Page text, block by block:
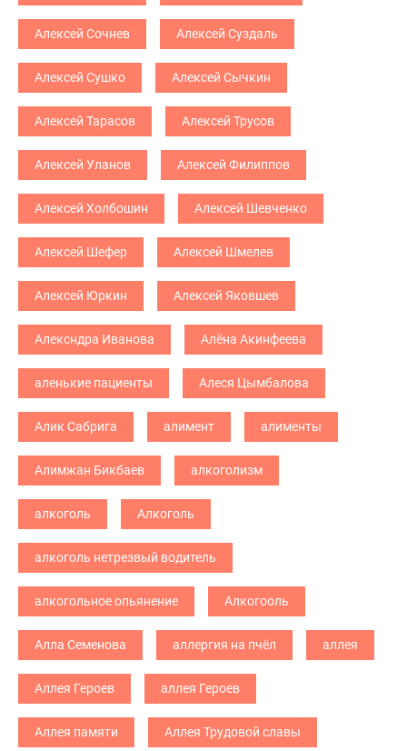
Алексей Сочнев Алексей Суздаль
Алексей Сушко Алексей Сычкин
Алексей Тарасов Алексей Трусов
Алексей Уланов Алексей Филиппов
Алексей Холбошин Алексей Шевченко
Алексей Шефер Алексей Шмелев
Алексей Юркин Алексей Яковшев
Алексндра Иванова Алёна Акинфеева
аленькие пациенты Алеся Цымбалова
Алик Сабрига алимент алименты
Алимжан Бикбаев алкоголизм
алкоголь Алкоголь
алкоголь нетрезвый водитель
алкогольное опьянение Алкогооль
Алла Семенова аллергия на пчёл аллея
Аллея Героев аллея Героев
Аллея памяти Аллея Трудовой славы